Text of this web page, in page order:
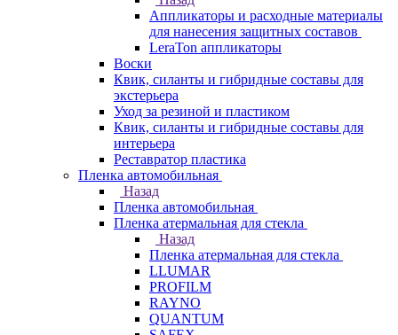
Аппликаторы и расходные материалы
для нанесения защитных составов
LeraTon аппликаторы
Воски
Квик, силанты и гибридные составы для
экстерьера
Уход за резиной и пластиком
Квик, силанты и гибридные составы для
интерьера
Реставратор пластика
Пленка автомобильная
Назад
Пленка автомобильная
Пленка атермальная для стекла
Назад
Пленка атермальная для стекла
LLUMAR
PROFILM
RAYNO
QUANTUM